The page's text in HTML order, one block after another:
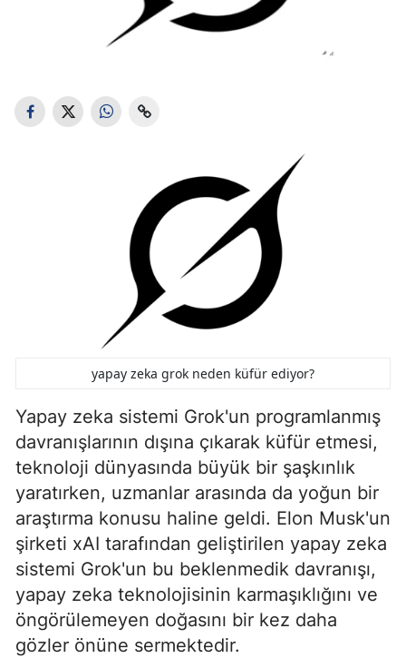
Erzurum
Eskişehir
Gaziantep
Giresun
Hakkari
Isparta
Mersin
İstanbul
İzmir
Kars
Kastamonu
yapay zeka grok neden küfür ediyor?
Yapay zeka sistemi Grok'un programlanmış
davranışlarının dışına çıkarak küfür etmesi,
teknoloji dünyasında büyük bir şaşkınlık
yaratırken, uzmanlar arasında da yoğun bir
araştırma konusu haline geldi. Elon Musk'un
şirketi xAI tarafından geliştirilen yapay zeka
sistemi Grok'un bu beklenmedik davranışı,
yapay zeka teknolojisinin karmaşıklığını ve
öngörülemeyen doğasını bir kez daha
gözler önüne sermektedir.